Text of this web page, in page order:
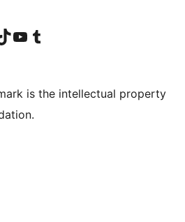
do Instagram
conta do LinkedIn
nossa conta do TikTok
Acessar nosso canal do YouTube
Acessar nossa conta no Tumblr
is the intellectual property